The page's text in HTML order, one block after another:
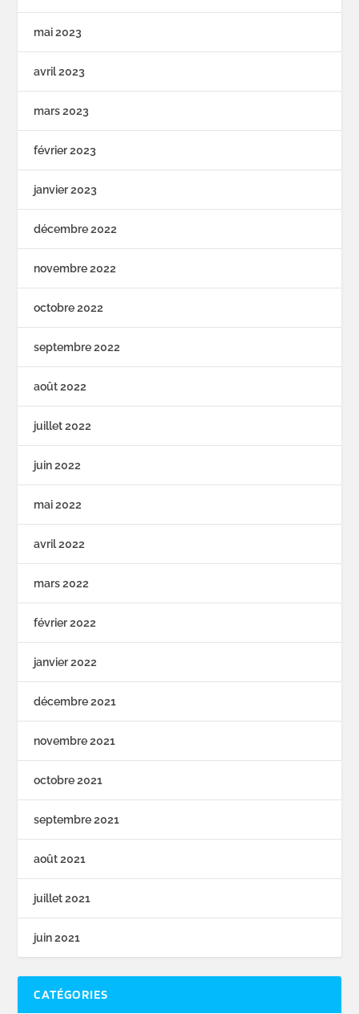
mai 2023
avril 2023
mars 2023
février 2023
janvier 2023
décembre 2022
novembre 2022
octobre 2022
septembre 2022
août 2022
juillet 2022
juin 2022
mai 2022
avril 2022
mars 2022
février 2022
janvier 2022
décembre 2021
novembre 2021
octobre 2021
septembre 2021
août 2021
juillet 2021
juin 2021
CATÉGORIES